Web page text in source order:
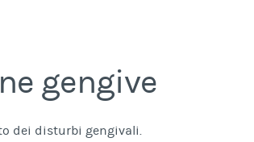
gengive
dei disturbi gengivali.